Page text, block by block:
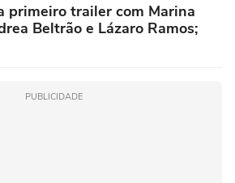
primeiro trailer com Marina
Beltrão e Lázaro Ramos;
PUBLICIDADE